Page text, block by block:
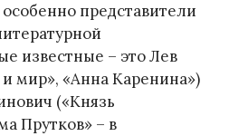
представители
известные – это Лев
мир», «Анна Каренина»)
(«Князь
Прутков» – в